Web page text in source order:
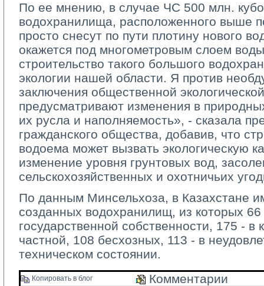
По ее мнению, в случае ЧС 500 млн.
водохранилища, расположенного выше
просто снесут по пути плотину нового
окажется под многометровым слоем
строительство такого большого
экологии нашей области. Я против
заключения общественной
предусматривают изменения в
их русла и наполняемость», - сказала
гражданского общества, добавив, что
водоема может вызвать экологическую
изменение уровня грунтовых вод,
сельскохозяйственных и охотничьих
По данным Минсельхоза, в Казахстане
созданных водохранилищ, из которых 66
государственной собственности, 175 - в
частной, 108 бесхозных, 113 - в
техническом состоянии.
Копировать в блог Комментарии